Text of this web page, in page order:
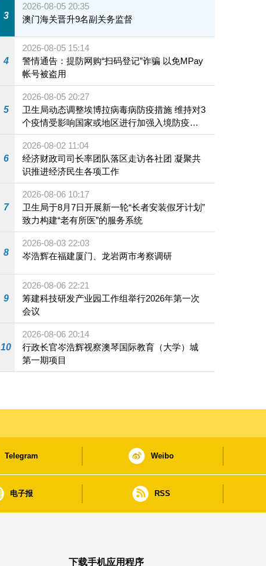
3
2026-08-05 20:35
澳门海关晋升9名副关务监督
4
2026-08-05 15:14
警情通告：提防网购“扫码登记”诈骗 以免MPay
帐号被盗用
5
2026-08-05 20:27
卫生局动态调整埃博拉病毒病防疫措施 维持对3
个疫情受影响国家或地区进行加强入境防疫措
施
6
2026-08-02 11:04
经济财政司司长率团队落区走访各社团 凝聚共
识推进经济民生各项工作
7
2026-08-06 10:17
卫生局于8月7日开展新一轮“长者安装假牙计划”
致力构建“老有所医”的服务系统
8
2026-08-03 22:03
岑浩辉在福建厦门、龙岩两市考察调研
9
2026-08-06 22:21
筹建科技研发产业园工作组举行2026年第一次
会议
10
2026-08-06 20:14
行政长官岑浩辉视察澳琴国际教育（大学）城
第一期项目
Telegram Weibo
电子报 RSS
下载手机应用程序